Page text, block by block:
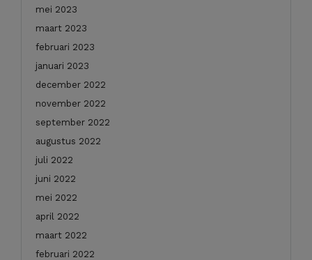
mei 2023
maart 2023
februari 2023
januari 2023
december 2022
november 2022
september 2022
augustus 2022
juli 2022
juni 2022
mei 2022
april 2022
maart 2022
februari 2022